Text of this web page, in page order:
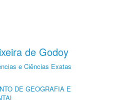
de Godoy
e Ciências Exatas
DE GEOGRAFIA E